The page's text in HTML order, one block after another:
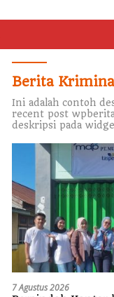
Mutasi Pejabat,
Halmahera Utara
Tekankan
dan Pelayanan
Berita
Ini adalah contoh
recent post
deskripsi pada
7 Agustus 2026